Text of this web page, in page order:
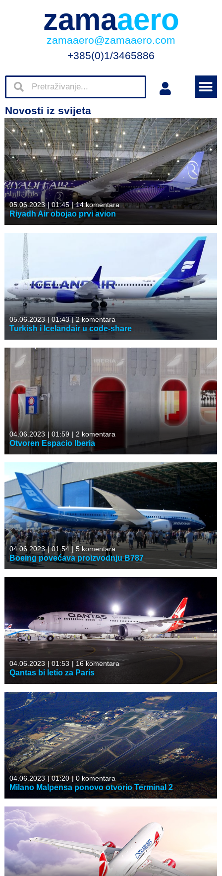
zamaaero
zamaaero@zamaaero.com
+385(0)1/3465886
Novosti iz svijeta
05.06.2023 |01:45 |14 komentara
Riyadh Air obojao prvi avion
05.06.2023 | 01:43 |2 komentara
Turkish i Icelandair u code-share
04.06.2023 | 01:59 | 2 komentara
Otvoren Espacio Iberia
04.06.2023 |01:54 | 5 komentara
Boeing povećava proizvodnju B787
04.06.2023 |01:53 | 16 komentara
Qantas bi letio za Paris
04.06.2023 |01:20 | 0 komentara
Milano Malpensa ponovo otvorio Terminal 2